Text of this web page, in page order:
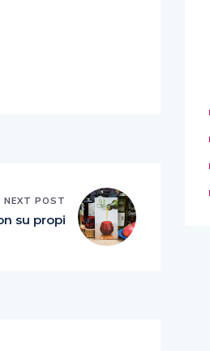
NEXT POST
su propi